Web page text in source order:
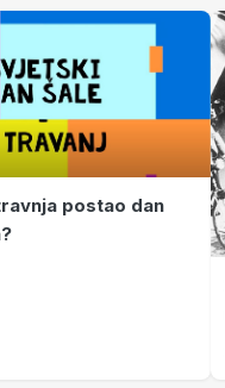
postao dan